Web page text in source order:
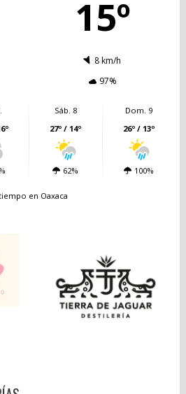
15º
8 km/h
97%
Sáb. 8
27º / 14º
62%
Dom. 9
26º / 13º
100%
en Oaxaca